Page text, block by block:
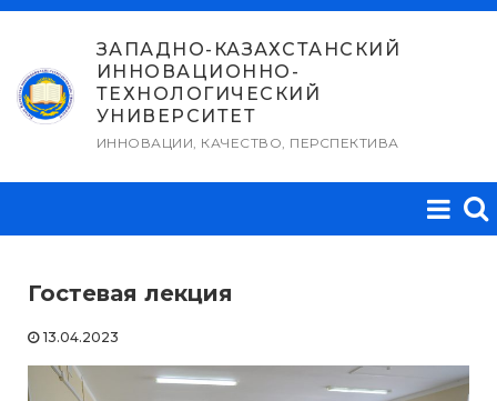
Перейти
содержимому
ЗАПАДНО-КАЗАХСТАНСКИЙ
ИННОВАЦИОННО-
ТЕХНОЛОГИЧЕСКИЙ
УНИВЕРСИТЕТ
ИННОВАЦИИ, КАЧЕСТВО, ПЕРСПЕКТИВА
Гостевая лекция
13.04.2023